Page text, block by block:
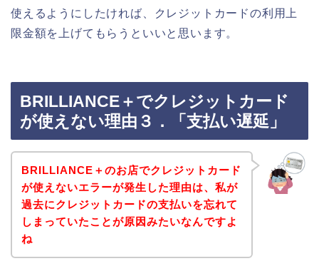
使えるようにしたければ、クレジットカードの利用上
限金額を上げてもらうといいと思います。
BRILLIANCE＋でクレジットカード
が使えない理由３．「支払い遅延」
BRILLIANCE＋のお店でクレジットカード
が使えないエラーが発生した理由は、私が
過去にクレジットカードの支払いを忘れて
しまっていたことが原因みたいなんですよ
ね